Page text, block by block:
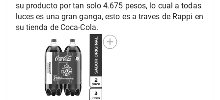
su producto por tan solo 4.675 pesos, lo cual a todas
luces es una gran ganga, esto es a traves de Rappi en
su tienda de Coca-Cola.